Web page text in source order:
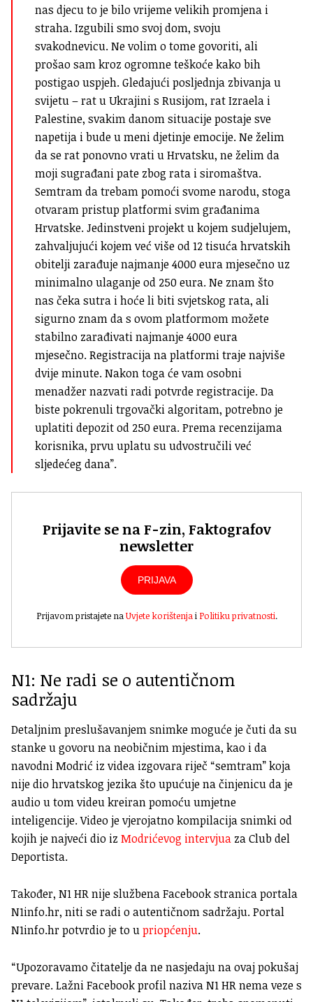
nas djecu to je bilo vrijeme velikih promjena i
straha. Izgubili smo svoj dom, svoju
svakodnevicu. Ne volim o tome govoriti, ali
prošao sam kroz ogromne teškoće kako bih
postigao uspjeh. Gledajući posljednja zbivanja u
svijetu – rat u Ukrajini s Rusijom, rat Izraela i
Palestine, svakim danom situacije postaje sve
napetija i bude u meni djetinje emocije. Ne želim
da se rat ponovno vrati u Hrvatsku, ne želim da
moji sugrađani pate zbog rata i siromaštva.
Semtram da trebam pomoći svome narodu, stoga
otvaram pristup platformi svim građanima
Hrvatske. Jedinstveni projekt u kojem sudjelujem,
zahvaljujući kojem već više od 12 tisuća hrvatskih
obitelji zarađuje najmanje 4000 eura mjesečno uz
minimalno ulaganje od 250 eura. Ne znam što
nas čeka sutra i hoće li biti svjetskog rata, ali
sigurno znam da s ovom platformom možete
stabilno zarađivati najmanje 4000 eura
mjesečno. Registracija na platformi traje najviše
dvije minute. Nakon toga će vam osobni
menadžer nazvati radi potvrde registracije. Da
biste pokrenuli trgovački algoritam, potrebno je
uplatiti depozit od 250 eura. Prema recenzijama
korisnika, prvu uplatu su udvostručili već
sljedećeg dana”.
Prijavite se na F-zin, Faktografov
newsletter
PRIJAVA
Prijavom pristajete naUvjete korištenjai Politiku privatnosti.
N1: Ne radi se o autentičnom
sadržaju
Detaljnim preslušavanjem snimke moguće je čuti da su
stanke u govoru na neobičnim mjestima, kao i da
navodni Modrić iz videa izgovara riječ “semtram” koja
nije dio hrvatskog jezika što upućuje na činjenicu da je
audio u tom videu kreiran pomoću umjetne
inteligencije. Video je vjerojatno kompilacija snimki od
kojih je najveći dio iz Modrićevog intervjua za Club del
Deportista.
Također, N1 HR nije službena Facebook stranica portala
N1info.hr, niti se radi o autentičnom sadržaju. Portal
N1info.hr potvrdio je to upriopćenju.
“Upozoravamo čitatelje da ne nasjedaju na ovaj pokušaj
prevare. Lažni Facebook profil naziva N1 HR nema veze s